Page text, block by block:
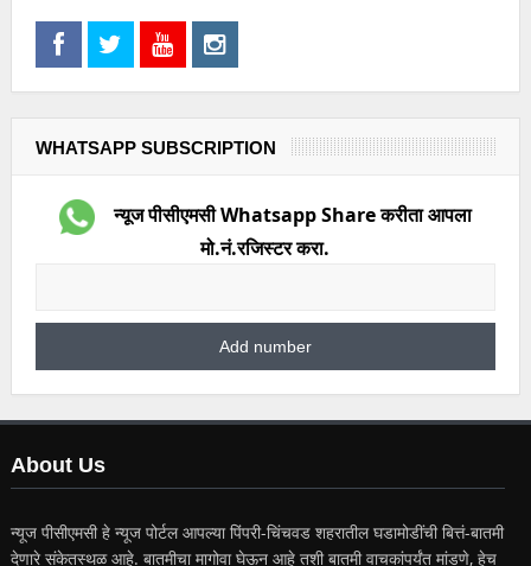
WHATSAPP SUBSCRIPTION
न्यूज पीसीएमसी Whatsapp Share करीता आपला
मो.नं.रजिस्टर करा.
About Us
न्यूज पीसीएमसी हे न्यूज पोर्टल आपल्या पिंपरी-चिंचवड शहरातील घडामोडींची बित्तं-बातमी
देणारे संकेतस्थळ आहे. बातमीचा मागोवा घेऊन आहे तशी बातमी वाचकांपर्यंत मांडणे, हेच